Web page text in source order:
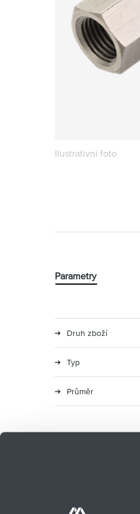
Ilustrativní foto
Parametry
Druh zboží
Typ
Průměr